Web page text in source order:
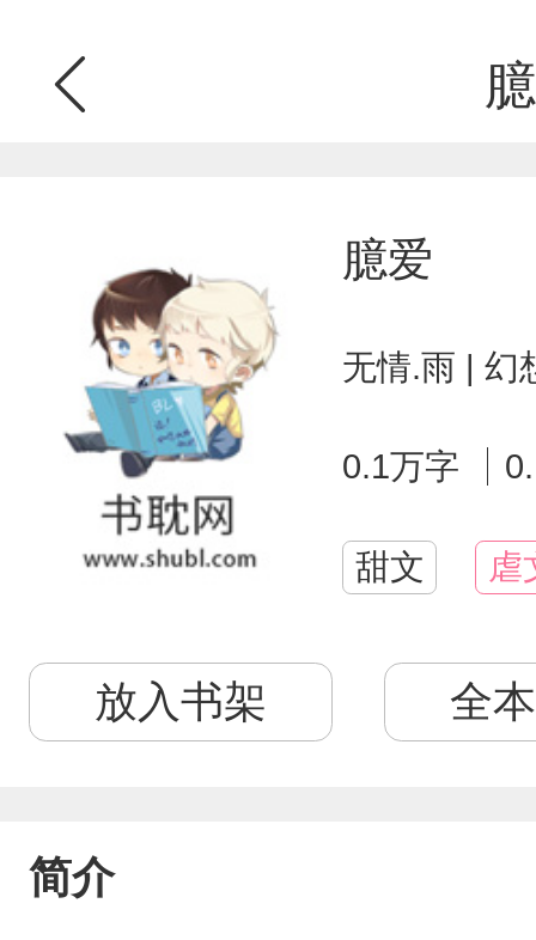
臆爱
无情.雨 | 幻
0.1万字
甜文 虐
放入书架 全
简介